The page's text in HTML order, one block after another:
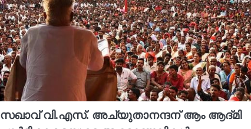
സഖാവ് വി.എസ്. അച്യുതാനന്ദന് ആം ആദ്‌മി